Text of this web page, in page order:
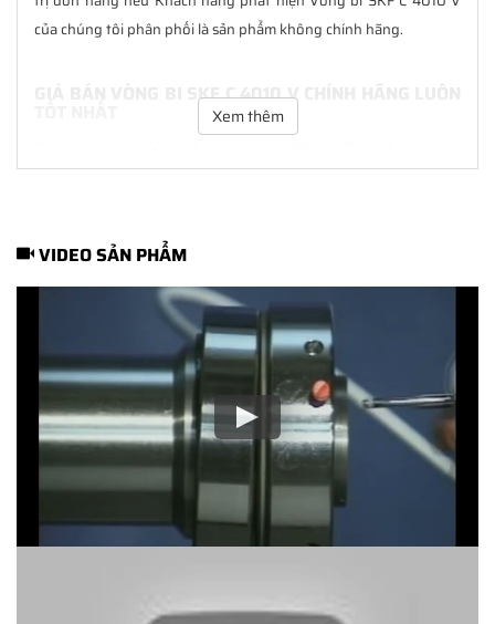
của chúng tôi phân phối là sản phẩm không chính hãng.
GIÁ BÁN VÒNG BI SKF C 4010 V CHÍNH HÃNG LUÔN
nhất với nhiều ưu đãi kèm theo và các dịch vụ hẫu mãi sau bán
CHẾ ĐỘ BẢO HÀNH VÒNG BI SKF C 4010 V CHÍNH
Tất cả các sản phẩm SKF chính hãng doSKF Ngọc Anh
phối đều được bảo hành chính hãng theo đúng tiêu chuẩn bảo
hành của nhà sản xuất.
CÁCH NHẬN BIẾT VÀ PHÂN BIỆT VÒNG BI SKF C
4010 V CHÍNH HÃNG
Mua hàng tại các đại lý ủy quyền của SKF để yên tâm về nguồn
gốc của sản phẩm. Ngoài ra bạn cũng có thể tự kiểm tra và phân
Những cách phân biệt vòng bi SKF giả bằng mắt thường
Xem thêm
VIDEO SẢN PHẨM